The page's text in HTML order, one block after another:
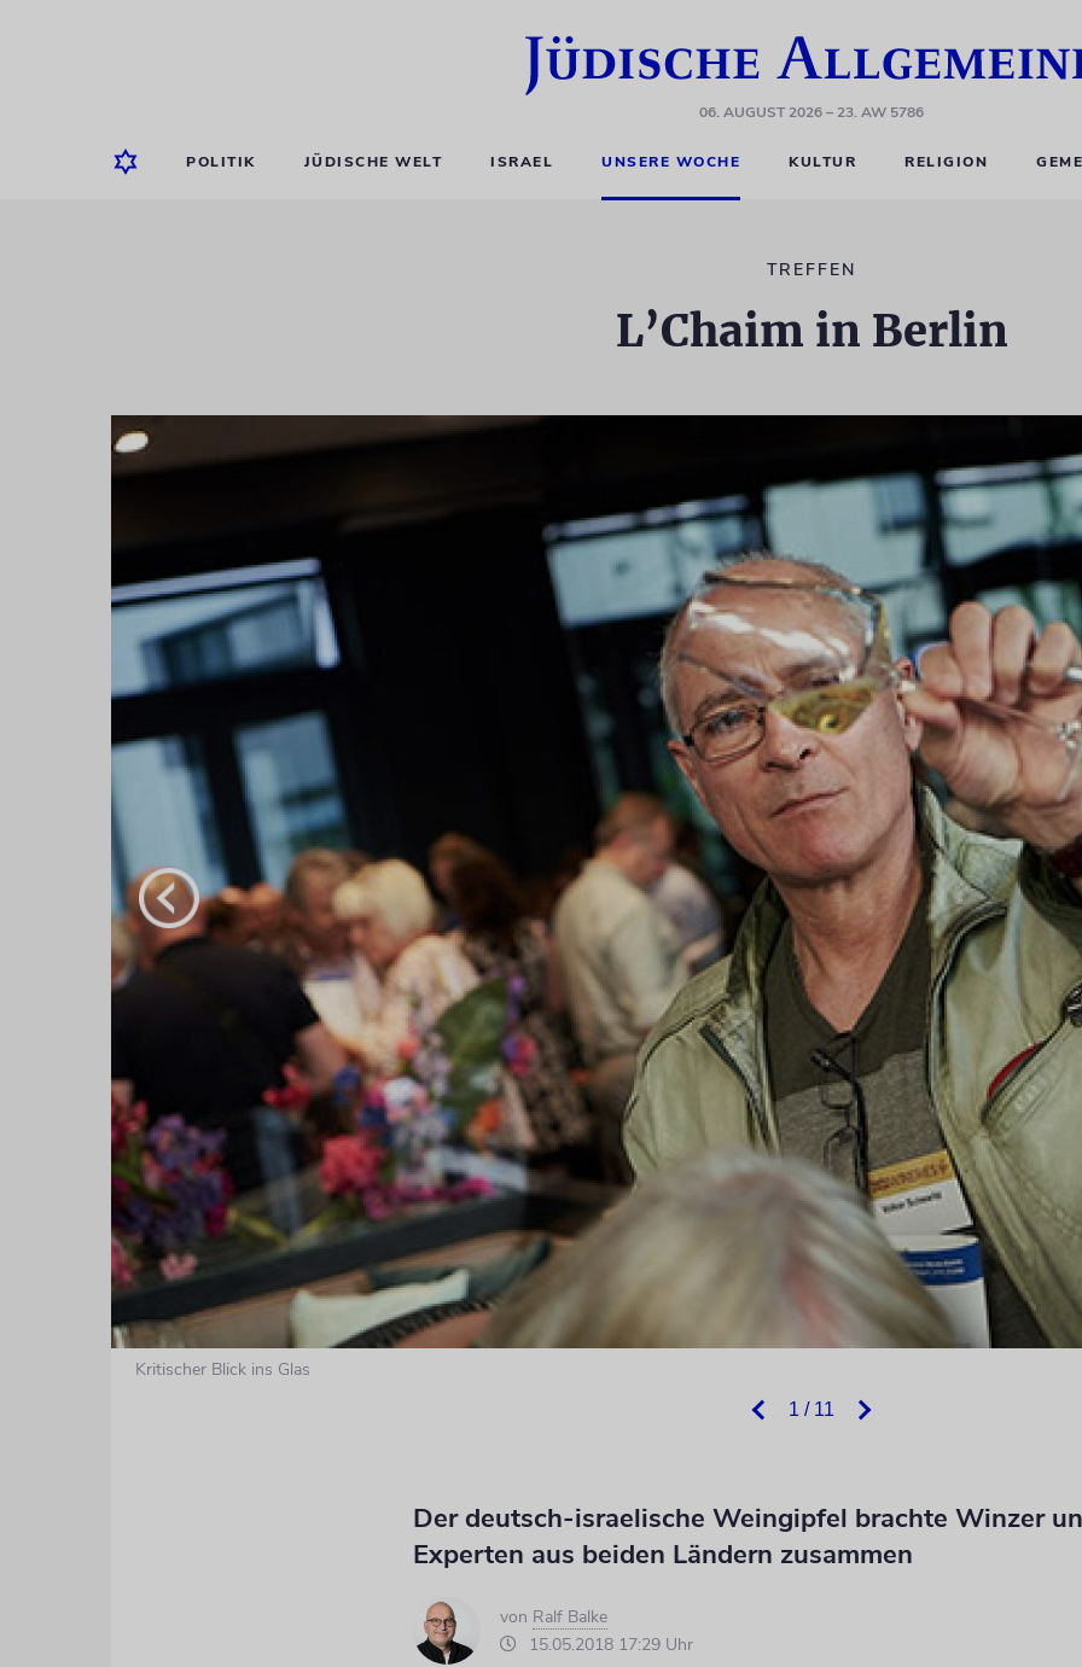
06. AUGUST 2026– 23. AW 5786
POLITIK JÜDISCHE WELT ISRAEL UNSERE WOCHE KULTUR RELIGION
TREFFEN
L’Chaim in Berlin
1 / 11
Kritischer Blick ins Glas
Der deutsch-israelische Weingipfel brachte Winzer
Experten aus beiden Ländern zusammen
von Ralf Balke
15.05.2018 17:29 Uhr